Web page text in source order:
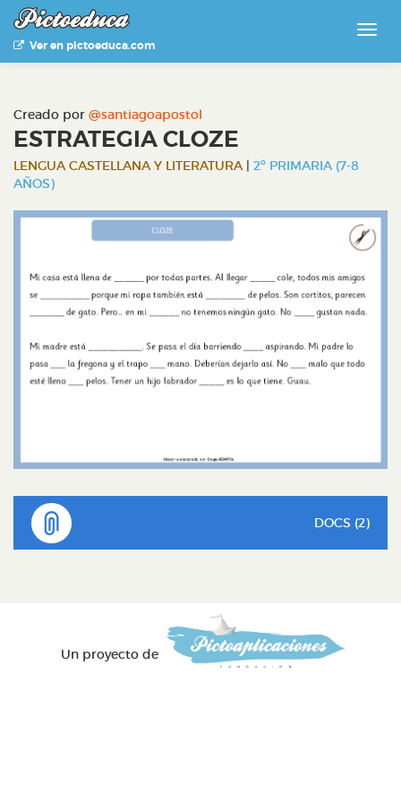
Ver en pictoeduca.com
Creado por @santiagoapostol
ESTRATEGIA CLOZE
LENGUA CASTELLANA Y LITERATURA| 2º PRIMARIA (7-8
AÑOS)
DOCS (2)
Un proyecto de